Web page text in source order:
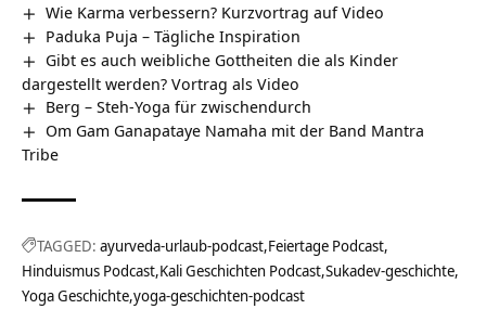
Wie Karma verbessern? Kurzvortrag auf Video
Paduka Puja – Tägliche Inspiration
Gibt es auch weibliche Gottheiten die als Kinder
dargestellt werden? Vortrag als Video
Berg – Steh-Yoga für zwischendurch
Om Gam Ganapataye Namaha mit der Band Mantra
Tribe
TAGGED: ayurveda-urlaub-podcast Feiertage Podcast
Hinduismus Podcast Kali Geschichten Podcast Sukadev-geschichte
Yoga Geschichte yoga-geschichten-podcast